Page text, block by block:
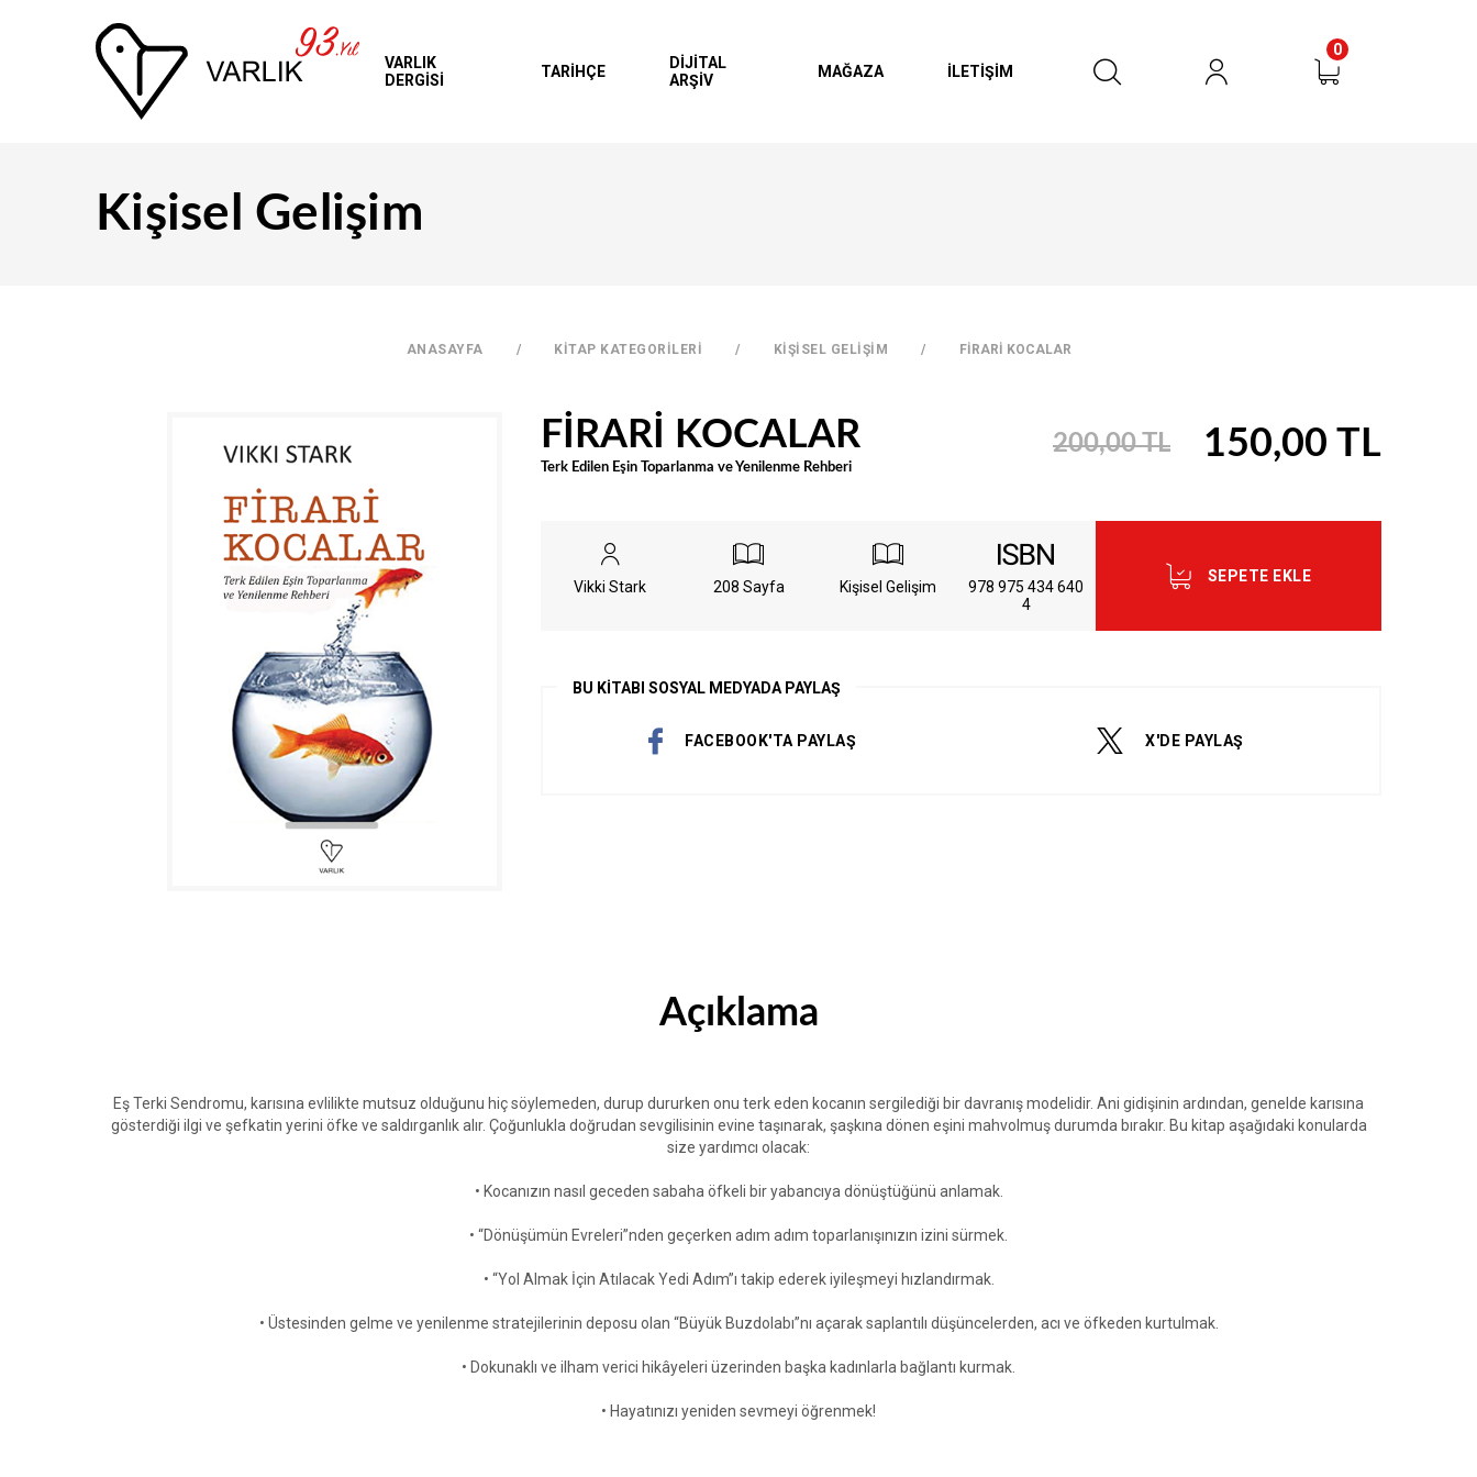
VARLIK
DERGİSİ
TARİHÇE
DİJİTAL
ARŞİV
MAĞAZA İLETİŞİM
Üye Girişi
ŞİFREMİ UNUTTUM
0
Kişisel Gelişim
ANASAYFA KİTAP KATEGORİLERİ KİŞİSEL GELİŞİM FİRARİ KOCALAR
FİRARİ KOCALAR
Terk Edilen Eşin Toparlanma ve Yenilenme Rehberi
200,00 TL 150,00 TL
Vikki Stark 208 Sayfa Kişisel Gelişim
978 975 434 640
4
SEPETE EKLE
BU KİTABI SOSYAL MEDYADA PAYLAŞ
FACEBOOK'TA PAYLAŞ X'DE PAYLAŞ
Açıklama
Eş Terki Sendromu, karısına evlilikte mutsuz olduğunu hiç söylemeden, durup dururken onu terk eden kocanın sergilediği bir davranış modelidir. Ani gidişinin ardından, genelde karısına
gösterdiği ilgi ve şefkatin yerini öfke ve saldırganlık alır. Çoğunlukla doğrudan sevgilisinin evine taşınarak, şaşkına dönen eşini mahvolmuş durumda bırakır. Bu kitap aşağıdaki konularda
size yardımcı olacak:
• Kocanızın nasıl geceden sabaha öfkeli bir yabancıya dönüştüğünü anlamak.
• “Dönüşümün Evreleri”nden geçerken adım adım toparlanışınızın izini sürmek.
• “Yol Almak İçin Atılacak Yedi Adım”ı takip ederek iyileşmeyi hızlandırmak.
• Üstesinden gelme ve yenilenme stratejilerinin deposu olan “Büyük Buzdolabı”nı açarak saplantılı düşüncelerden, acı ve öfkeden kurtulmak.
• Dokunaklı ve ilham verici hikâyeleri üzerinden başka kadınlarla bağlantı kurmak.
• Hayatınızı yeniden sevmeyi öğrenmek!